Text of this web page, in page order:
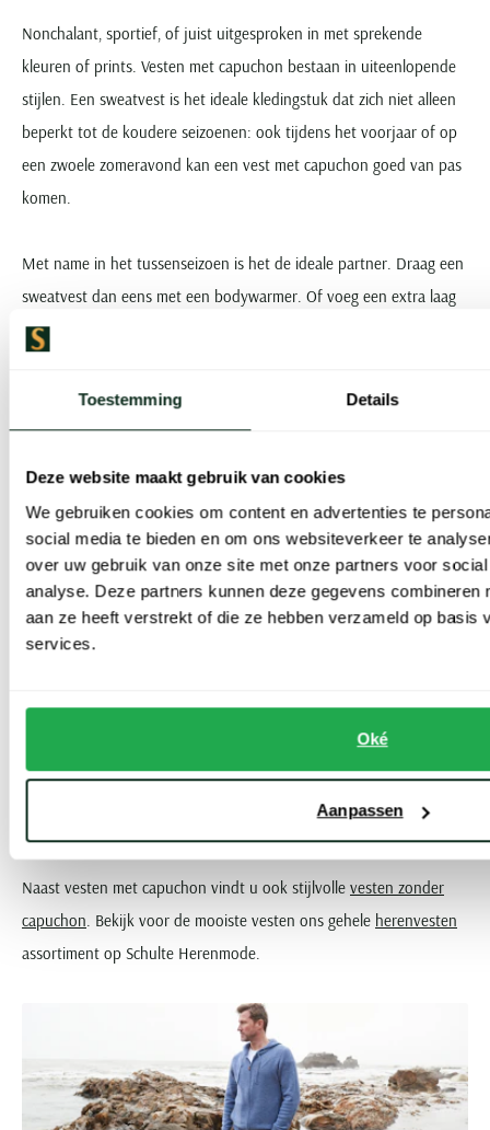
Toestemming Details
Deze website maakt gebruik van cookies
We gebruiken cookies om content en advertenties te
social media te bieden en om ons websiteverkeer te
over uw gebruik van onze site met onze partners voor
analyse. Deze partners kunnen deze gegevens combineren
aan ze heeft verstrekt of die ze hebben verzameld op basis
services.
Oké
Aanpassen
Nonchalant, sportief, of juist uitgesproken in met sprekende
kleuren of prints. Vesten met capuchon bestaan in uiteenlopende
stijlen. Een sweatvest is het ideale kledingstuk dat zich niet alleen
beperkt tot de koudere seizoenen: ook tijdens het voorjaar of op
een zwoele zomeravond kan een vest met capuchon goed van pas
komen.
Met name in het tussenseizoen is het de ideale partner. Draag een
sweatvest dan eens met een bodywarmer. Of voeg een extra laag
warmte toe aan uw leren jack met een vest met capuchon.
Vesten met capuchon zijn er in
diverse stijlen, van ingetogen tot
gedurfd. Of je nu houdt van
subtiele tinten of opvallende
bij Schulte Herenmode dat
perfect bij jouw smaak past!
Naast vesten met capuchon vindt u ook stijlvolle vesten zonder
capuchon . Bekijk voor de mooiste vesten ons gehele herenvesten
assortiment op Schulte Herenmode.